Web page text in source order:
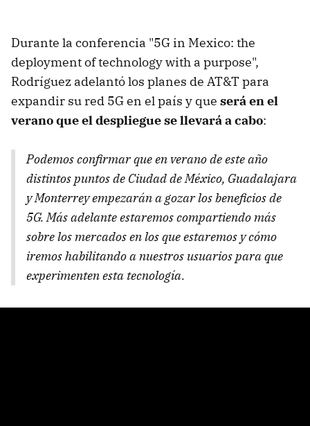
Durante la conferencia "5G in Mexico: the
deployment of technology with a purpose",
Rodríguez adelantó los planes de AT&T para
expandir su red 5G en el país y que será en el
verano que el despliegue se llevará a cabo:
Podemos confirmar que en verano de este año
distintos puntos de Ciudad de México, Guadalajara
y Monterrey empezarán a gozar los beneficios de
5G. Más adelante estaremos compartiendo más
sobre los mercados en los que estaremos y cómo
iremos habilitando a nuestros usuarios para que
experimenten esta tecnología.